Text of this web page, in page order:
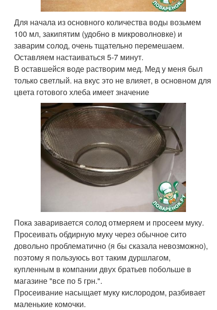
Для начала из основного количества воды возьмем
100 мл, закипятим (удобно в микроволновке) и
заварим солод, очень тщательно перемешаем.
Оставляем настаиваться 5-7 минут.
В оставшейся воде растворим мед. Мед у меня был
только светлый. на вкус это не влияет, в основном для
цвета готового хлеба имеет значение
Пока заваривается солод отмеряем и просеем муку.
Просеивать обдирную муку через обычное сито
довольно проблематично (я бы сказала невозможно),
поэтому я пользуюсь вот таким дуршлагом,
купленным в компании двух братьев побольше в
магазине "все по 5 грн.".
Просеивание насыщает муку кислородом, разбивает
маленькие комочки.